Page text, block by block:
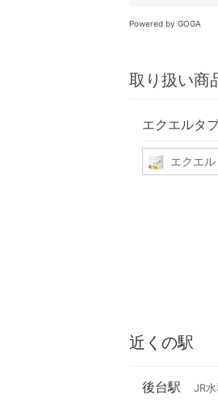
Powered by GOGA
取り扱い商
エクエルタ
エクエル
近くの駅
後台駅 JR